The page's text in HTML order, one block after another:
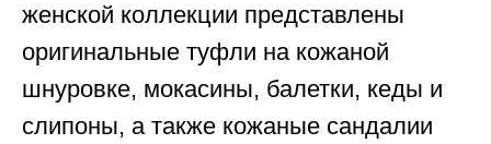
женской коллекции представлены
оригинальные туфли на кожаной
шнуровке, мокасины, балетки, кеды и
слипоны, а также кожаные сандалии